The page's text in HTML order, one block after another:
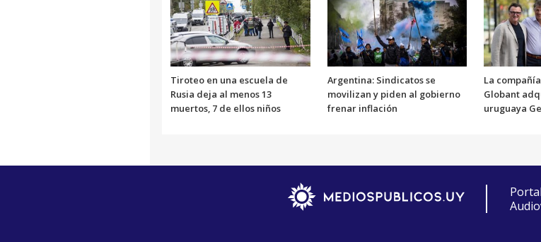
Tiroteo en una escuela de
Rusia deja al menos 13
muertos, 7 de ellos niños
Argentina: Sindicatos se
movilizan y piden al gobierno
frenar inflación
La
Globant
uruguaya